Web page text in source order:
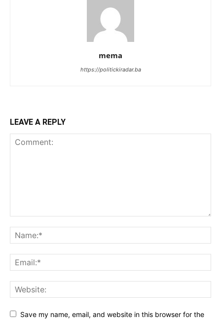
mema
https://politickiradar.ba
LEAVE A REPLY
Save my name, email, and website in this browser for the